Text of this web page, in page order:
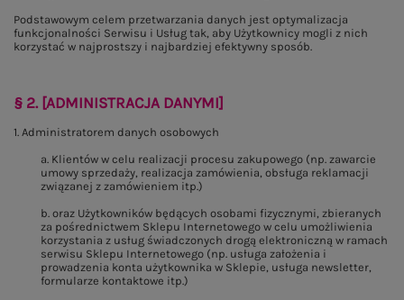
Podstawowym celem przetwarzania danych jest optymalizacja
funkcjonalności Serwisu i Usług tak, aby Użytkownicy mogli z nich
korzystać w najprostszy i najbardziej efektywny sposób.
§ 2. [ADMINISTRACJA DANYMI]
1. Administratorem danych osobowych
a. Klientów w celu realizacji procesu zakupowego (np. zawarcie
umowy sprzedaży, realizacja zamówienia, obsługa reklamacji
związanej z zamówieniem itp.)
b. oraz Użytkowników będących osobami fizycznymi, zbieranych
za pośrednictwem Sklepu Internetowego w celu umożliwienia
korzystania z usług świadczonych drogą elektroniczną w ramach
serwisu Sklepu Internetowego (np. usługa założenia i
prowadzenia konta użytkownika w Sklepie, usługa newsletter,
formularze kontaktowe itp.)